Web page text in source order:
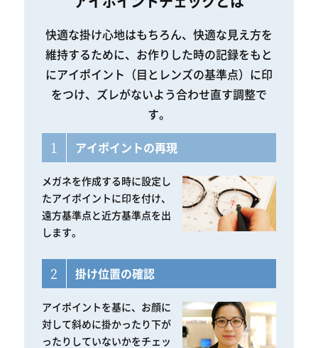
快適な掛け心地はもちろん、快適な見え方を
維持するために、お作りした時の記録をもと
にアイポイント（目とレンズの基準点）に印
をつけ、ズレがないよう合わせ直す調整で
す。
1 アイポイントの再現
メガネを作成する時に設定し
たアイポイントに印を付け、
遠方基準点と近方基準点を出
します。
2 掛け位置の確認
アイポイントを基に、お顔に
対して斜めに掛かったり下が
ったりしていないかをチェッ